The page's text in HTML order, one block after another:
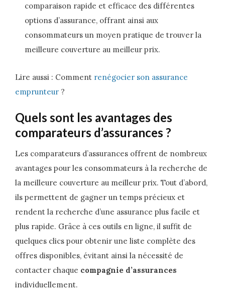
comparaison rapide et efficace des différentes
options d’assurance, offrant ainsi aux
consommateurs un moyen pratique de trouver la
meilleure couverture au meilleur prix.
Lire aussi : Comment renégocier son assurance
emprunteur ?
Quels sont les avantages des
comparateurs d’assurances ?
Les comparateurs d’assurances offrent de nombreux
avantages pour les consommateurs à la recherche de
la meilleure couverture au meilleur prix. Tout d’abord,
ils permettent de gagner un temps précieux et
rendent la recherche d’une assurance plus facile et
plus rapide. Grâce à ces outils en ligne, il suffit de
quelques clics pour obtenir une liste complète des
offres disponibles, évitant ainsi la nécessité de
contacter chaque compagnie d’assurances
individuellement.